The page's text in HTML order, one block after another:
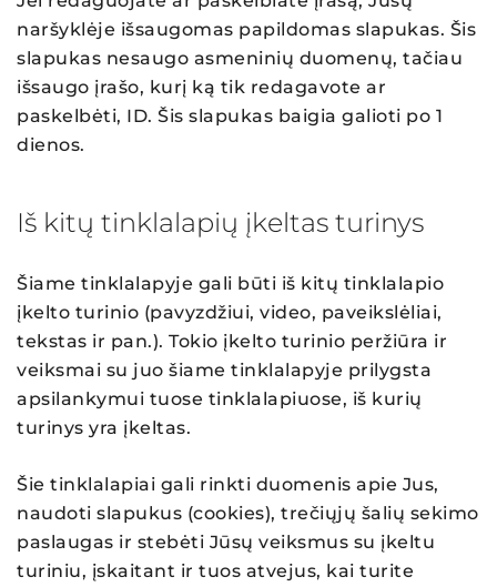
naršyklėje išsaugomas papildomas slapukas. Šis
slapukas nesaugo asmeninių duomenų, tačiau
išsaugo įrašo, kurį ką tik redagavote ar
paskelbėti, ID. Šis slapukas baigia galioti po 1
dienos.
Iš kitų tinklalapių įkeltas turinys
Šiame tinklalapyje gali būti iš kitų tinklalapio
įkelto turinio (pavyzdžiui, video, paveikslėliai,
tekstas ir pan.). Tokio įkelto turinio peržiūra ir
veiksmai su juo šiame tinklalapyje prilygsta
apsilankymui tuose tinklalapiuose, iš kurių
turinys yra įkeltas.
Šie tinklalapiai gali rinkti duomenis apie Jus,
naudoti slapukus (cookies), trečiųjų šalių sekimo
paslaugas ir stebėti Jūsų veiksmus su įkeltu
turiniu, įskaitant ir tuos atvejus, kai turite